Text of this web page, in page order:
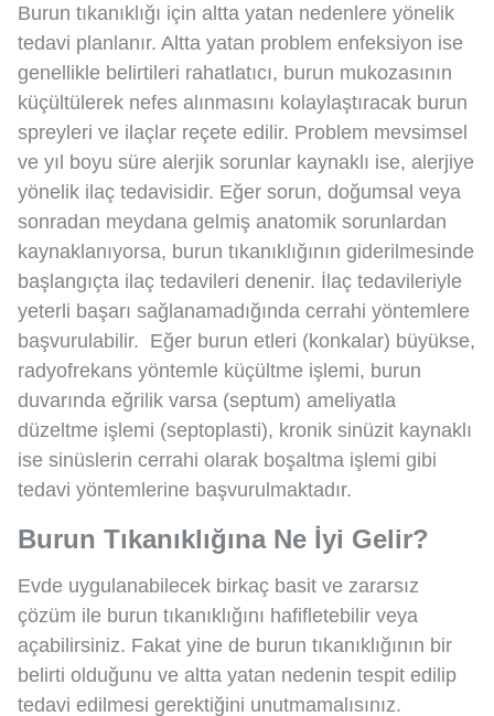
Burun tıkanıklığı için altta yatan nedenlere yönelik
tedavi planlanır. Altta yatan problem enfeksiyon ise
genellikle belirtileri rahatlatıcı, burun mukozasının
küçültülerek nefes alınmasını kolaylaştıracak burun
spreyleri ve ilaçlar reçete edilir. Problem mevsimsel
ve yıl boyu süre alerjik sorunlar kaynaklı ise, alerjiye
yönelik ilaç tedavisidir. Eğer sorun, doğumsal veya
sonradan meydana gelmiş anatomik sorunlardan
kaynaklanıyorsa, burun tıkanıklığının giderilmesinde
başlangıçta ilaç tedavileri denenir. İlaç tedavileriyle
yeterli başarı sağlanamadığında cerrahi yöntemlere
başvurulabilir. Eğer burun etleri (konkalar) büyükse,
radyofrekans yöntemle küçültme işlemi, burun
duvarında eğrilik varsa (septum) ameliyatla
düzeltme işlemi (septoplasti), kronik sinüzit kaynaklı
ise sinüslerin cerrahi olarak boşaltma işlemi gibi
tedavi yöntemlerine başvurulmaktadır.
Burun Tıkanıklığına Ne İyi Gelir?
Evde uygulanabilecek birkaç basit ve zararsız
çözüm ile burun tıkanıklığını hafifletebilir veya
açabilirsiniz. Fakat yine de burun tıkanıklığının bir
belirti olduğunu ve altta yatan nedenin tespit edilip
tedavi edilmesi gerektiğini unutmamalısınız.